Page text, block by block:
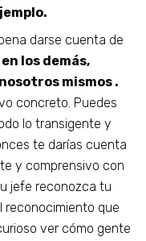
darse cuenta de
los demás,
mismos .
concreto. Puedes
lo transigente y
te darías cuenta
y comprensivo con
jefe reconozca tu
reconocimiento que
ver cómo gente